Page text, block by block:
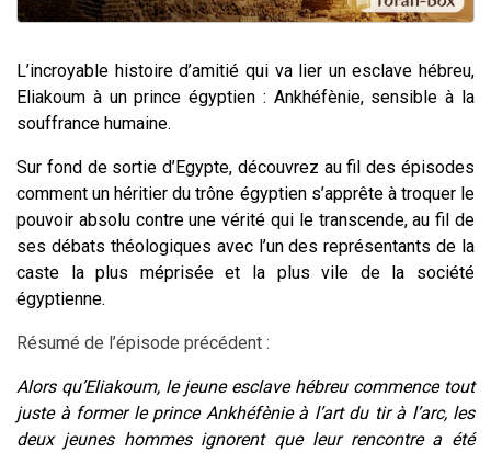
L’incroyable histoire d’amitié qui va lier un esclave hébreu,
Eliakoum à un prince égyptien : Ankhéfènie, sensible à la
souffrance humaine.
Sur fond de sortie d’Egypte, découvrez au fil des épisodes
comment un héritier du trône égyptien s’apprête à troquer le
pouvoir absolu contre une vérité qui le transcende, au fil de
ses débats théologiques avec l’un des représentants de la
caste la plus méprisée et la plus vile de la société
égyptienne.
Résumé de l’épisode précédent :
Alors qu’Eliakoum, le jeune esclave hébreu commence tout
juste à former le prince Ankhéfènie à l’art du tir à l’arc, les
deux jeunes hommes ignorent que leur rencontre a été